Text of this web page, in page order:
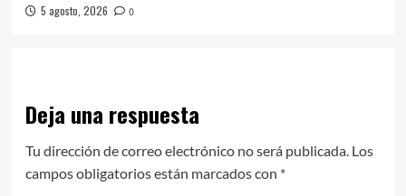
5 agosto, 2026 0
Deja una respuesta
Tu dirección de correo electrónico no será publicada. Los
campos obligatorios están marcados con *